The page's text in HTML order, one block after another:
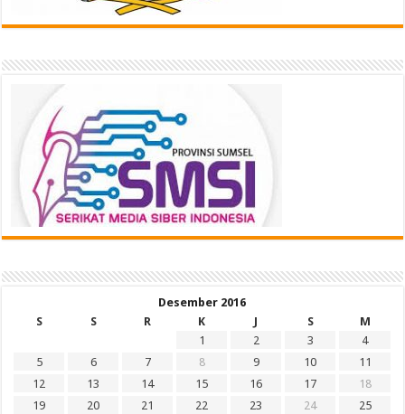
Desember 2016
S
S R K J S
M
1
2 3
4
5
6 7 8 9 10
11
12
13 14 15 16 17
18
19
20 21 22 23 24
25